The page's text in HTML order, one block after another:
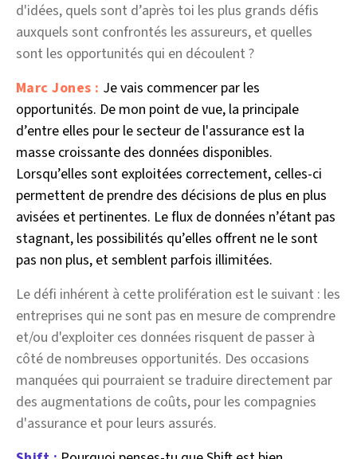
d'idées, quels sont d’après toi les plus grands défis
auxquels sont confrontés les assureurs, et quelles
sont les opportunités qui en découlent ?
Marc Jones : Je vais commencer par les
opportunités. De mon point de vue, la principale
d’entre elles pour le secteur de l'assurance est la
masse croissante des données disponibles.
Lorsqu’elles sont exploitées correctement, celles-ci
permettent de prendre des décisions de plus en plus
avisées et pertinentes. Le flux de données n’étant pas
stagnant, les possibilités qu’elles offrent ne le sont
pas non plus, et semblent parfois illimitées.
Le défi inhérent à cette prolifération est le suivant : les
entreprises qui ne sont pas en mesure de comprendre
et/ou d'exploiter ces données risquent de passer à
côté de nombreuses opportunités. Des occasions
manquées qui pourraient se traduire directement par
des augmentations de coûts, pour les compagnies
d'assurance et pour leurs assurés.